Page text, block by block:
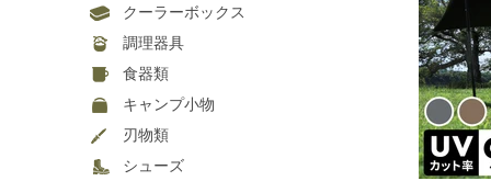
クーラーボックス
調理器具
食器類
キャンプ小物
刃物類
シューズ